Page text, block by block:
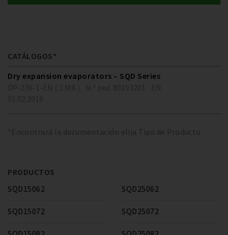
CATÁLOGOS*
Dry expansion evaporators – SQD Series
*Encontrará la documentación elija Tipo de Producto
PRODUCTOS
SQD15062
SQD15072
SQD25062
SQD25072